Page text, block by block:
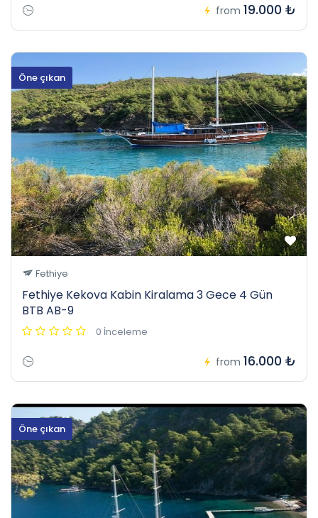
from 19.000 ₺
Öne çıkan
Fethiye
Fethiye Kekova Kabin Kiralama 3 Gece 4 Gün
BTB AB-9
0 İnceleme
from 16.000 ₺
Öne çıkan